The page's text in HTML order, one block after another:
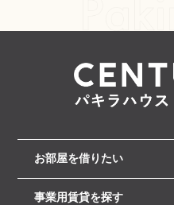
お部屋を借りたい
事業用賃貸を探す